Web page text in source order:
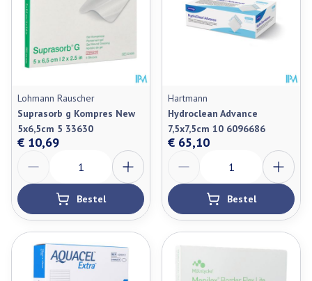
Lohmann Rauscher
Suprasorb g Kompres New
5x6,5cm 5 33630
€ 10,69
Bestel
Hartmann
Hydroclean Advance
7,5x7,5cm 10 6096686
€ 65,10
Bestel